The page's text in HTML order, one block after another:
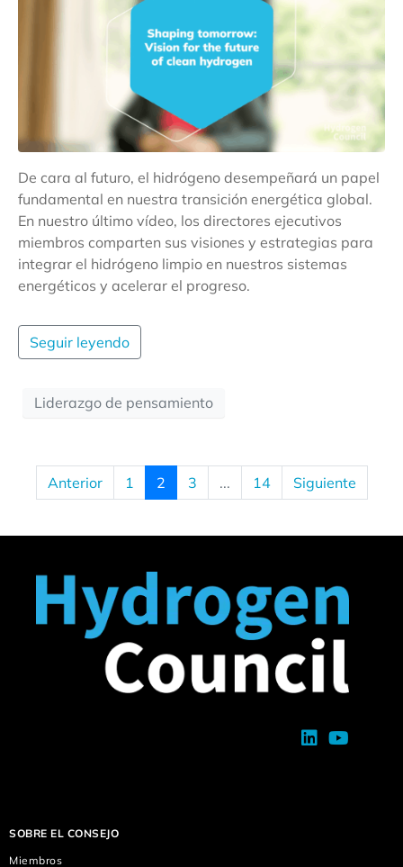
De cara al futuro, el hidrógeno desempeñará un papel
fundamental en nuestra transición energética global.
En nuestro último vídeo, los directores ejecutivos
miembros comparten sus visiones y estrategias para
integrar el hidrógeno limpio en nuestros sistemas
energéticos y acelerar el progreso.
Seguir leyendo
Liderazgo de pensamiento
Anterior 1 2 3 ... 14 Siguiente
SOBRE EL CONSEJO
Miembros